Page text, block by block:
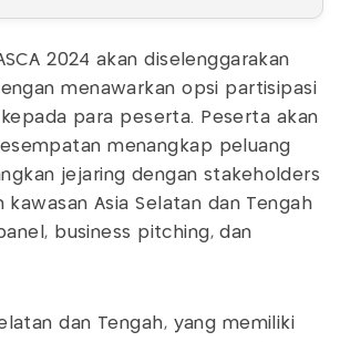
2024 akan diselenggarakan
menawarkan opsi partisipasi
para peserta. Peserta akan
menangkap peluang
jejaring dengan stakeholders
kawasan Asia Selatan dan Tengah
business pitching, dan
dan Tengah, yang memiliki